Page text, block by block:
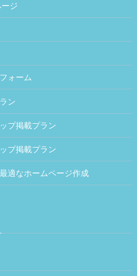
ージ
ォーム
ン
プ掲載プラン
プ掲載プラン
適なホームページ作成